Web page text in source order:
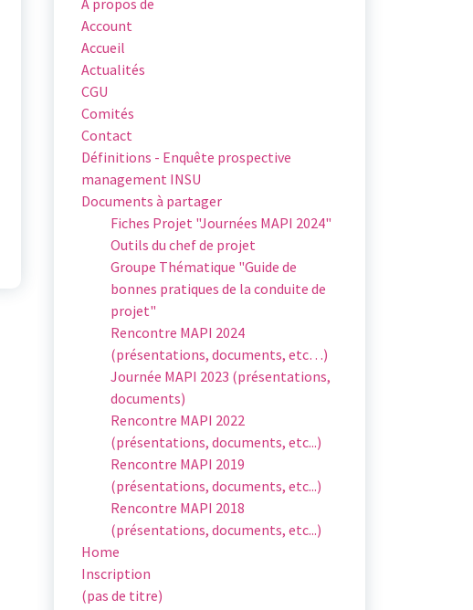
Account
Accueil
Actualités
CGU
Comités
Contact
Définitions - Enquête prospective
management INSU
Documents à partager
Fiches Projet "Journées MAPI 2024"
Outils du chef de projet
Groupe Thématique "Guide de
bonnes pratiques de la conduite de
projet"
Rencontre MAPI 2024
(présentations, documents, etc…)
Journée MAPI 2023 (présentations,
documents)
Rencontre MAPI 2022
(présentations, documents, etc...)
Rencontre MAPI 2019
(présentations, documents, etc...)
Rencontre MAPI 2018
(présentations, documents, etc...)
Home
Inscription
(pas de titre)